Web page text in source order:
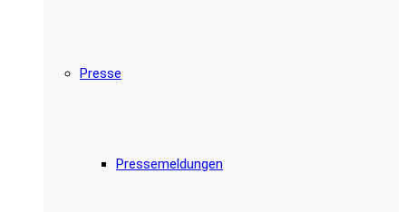
Presse
Pressemeldungen